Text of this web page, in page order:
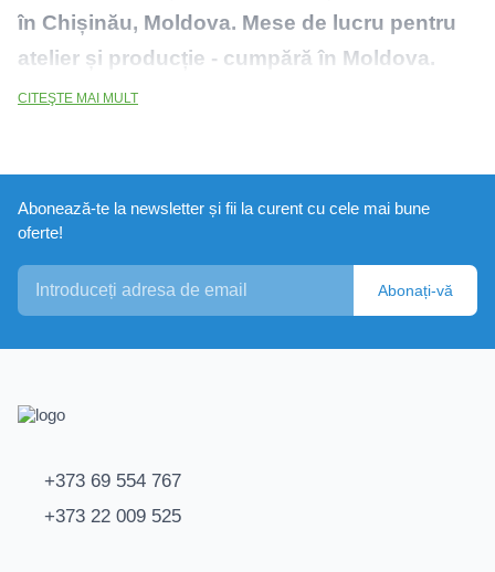
în Chișinău, Moldova. Mese de lucru pentru
atelier și producție - cumpără în Moldova.
CITEŞTE MAI MULT
Abonează-te la newsletter și fii la curent cu cele mai bune
oferte!
Abonați-vă
+373 69 554 767
+373 22 009 525